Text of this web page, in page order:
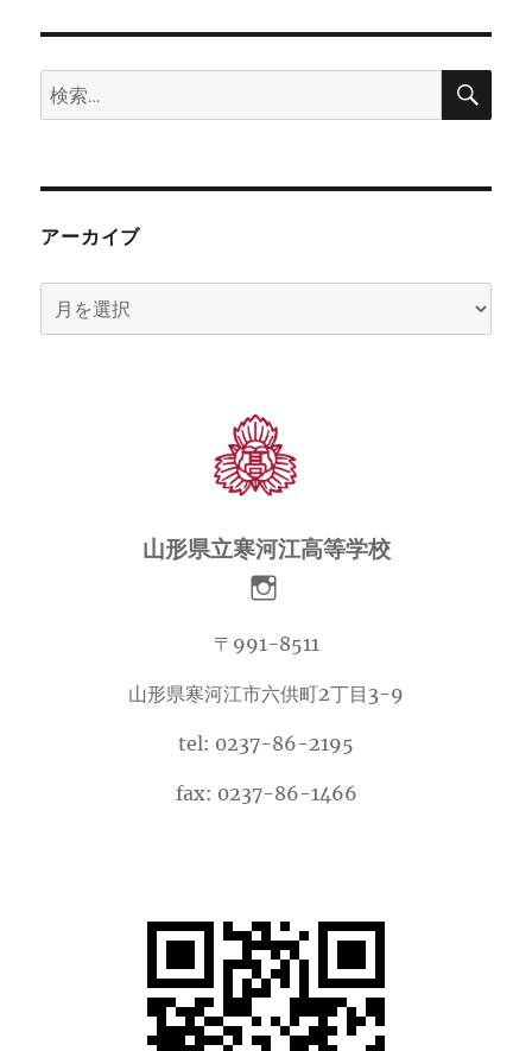
検
索:
検
アーカイブ
ー
山形県立寒河江高等学校
〒991-8511
山形県寒河江市六供町2丁目3-9
tel: 0237-86-2195
fax: 0237-86-1466